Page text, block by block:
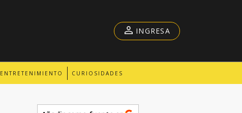
ENTRETENIMIENTO CURIOSIDADES
INGRESA